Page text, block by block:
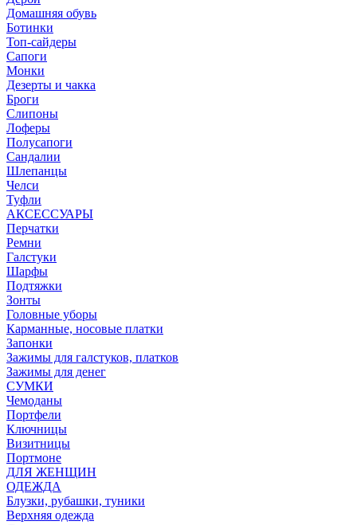
Домашняя обувь
Ботинки
Топ-сайдеры
Сапоги
Монки
Дезерты и чакка
Броги
Слипоны
Лоферы
Полусапоги
Сандалии
Шлепанцы
Челси
Туфли
АКСЕССУАРЫ
Перчатки
Ремни
Галстуки
Шарфы
Подтяжки
Зонты
Головные уборы
Карманные, носовые платки
Запонки
Зажимы для галстуков, платков
Зажимы для денег
СУМКИ
Чемоданы
Портфели
Ключницы
Визитницы
Портмоне
ДЛЯ ЖЕНЩИН
ОДЕЖДА
Блузки, рубашки, туники
Верхняя одежда